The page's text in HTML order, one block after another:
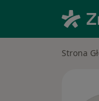
Strona